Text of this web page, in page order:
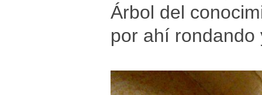
Árbol del
por ahí rondando